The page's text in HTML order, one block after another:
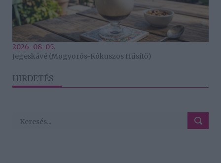
2026-08-05.
Jegeskávé (Mogyorós-Kókuszos Hűsítő)
HIRDETÉS